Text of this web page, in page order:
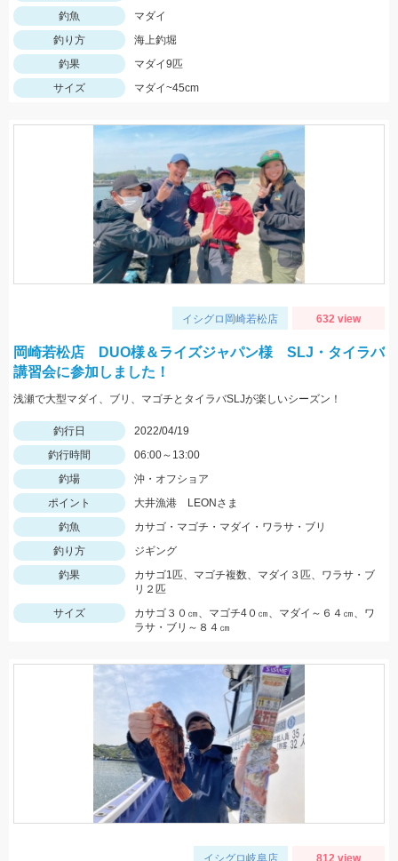
釣魚
マダイ
釣り方
海上釣堀
釣果
マダイ9匹
サイズ
マダイ~45cm
イシグロ岡崎若松店 632 view
岡崎若松店 DUO様＆ライズジャパン様 SLJ・タイラバ
講習会に参加しました！
浅瀬で大型マダイ、ブリ、マゴチとタイラバSLJが楽しいシーズン！
釣行日
2022/04/19
釣行時間
06:00～13:00
釣場
沖・オフショア
ポイント
大井漁港 LEONさま
釣魚
カサゴ・マゴチ・マダイ・ワラサ・ブリ
釣り方
ジギング
釣果
カサゴ1匹、マゴチ複数、マダイ３匹、ワラサ・ブ
リ２匹
サイズ
カサゴ３０㎝、マゴチ4０㎝、マダイ～６４㎝、ワ
ラサ・ブリ～８４㎝
イシグロ岐阜店 812 view